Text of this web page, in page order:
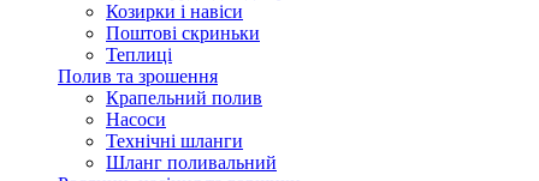
Козирки і навіси
Поштові скриньки
Теплиці
Полив та зрошення
Крапельний полив
Насоси
Технічні шланги
Шланг поливальний